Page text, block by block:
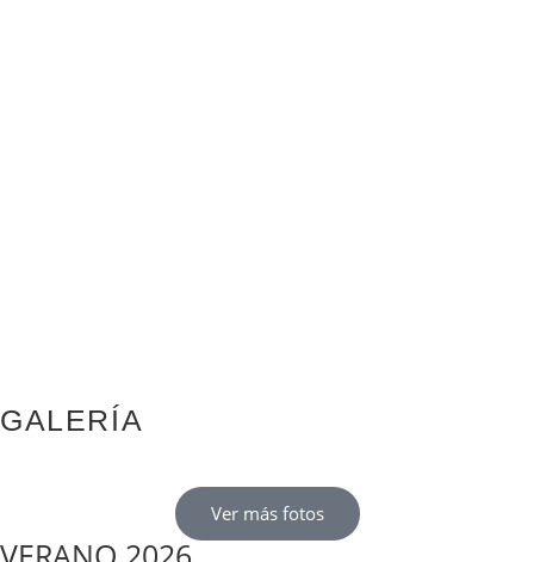
GALERÍA
Ver más fotos